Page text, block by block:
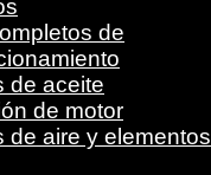
de
de aceite
de motor
de aire y elementos